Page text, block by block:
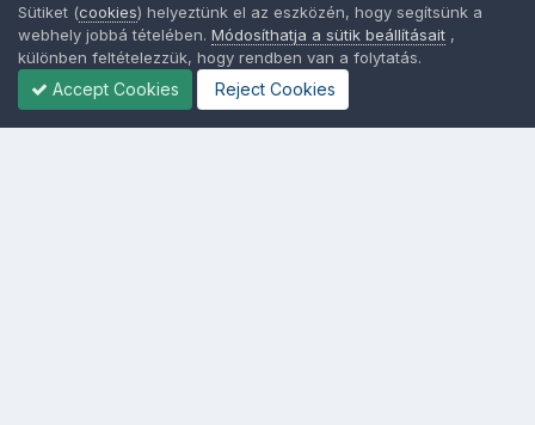
Sütiket (cookies) helyeztünk el az eszközén, hogy segítsünk a
webhely jobbá tételében. Módosíthatja a sütik beállításait ,
különben feltételezzük, hogy rendben van a folytatás.
Accept Cookies Reject Cookies